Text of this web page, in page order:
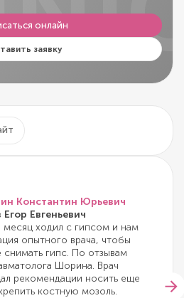
онлайн
заявку
Константин Юрьевич
Евгеньевич
месяц ходил с гипсом и нам
опытного врача, чтобы
гипс. По отзывам
Шорина. Врач
рекомендации носить еще
костную мозоль.